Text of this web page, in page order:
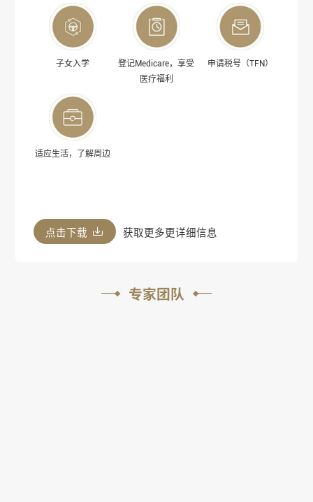
子女入学
登记Medicare，享受
医疗福利
申请税号（TFN）
适应生活，了解周边
点击下载 获取更多更详细信息
专家团队